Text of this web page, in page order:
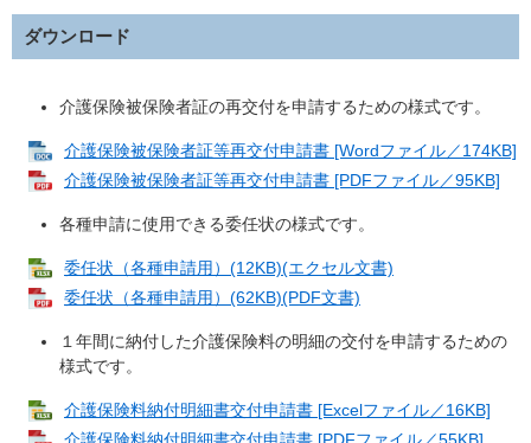
ダウンロード
介護保険被保険者証の再交付を申請するための様式です。
介護保険被保険者証等再交付申請書 [Wordファイル／174KB]
介護保険被保険者証等再交付申請書 [PDFファイル／95KB]
各種申請に使用できる委任状の様式です。
委任状（各種申請用）(12KB)(エクセル文書)
委任状（各種申請用）(62KB)(PDF文書)
１年間に納付した介護保険料の明細の交付を申請するための
様式です。
介護保険料納付明細書交付申請書 [Excelファイル／16KB]